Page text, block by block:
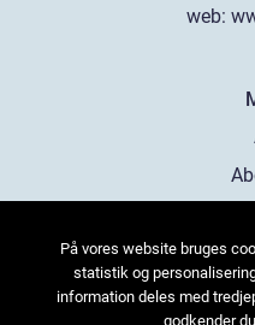
web:
På vores website bruges
statistik og
information deles med
godkender